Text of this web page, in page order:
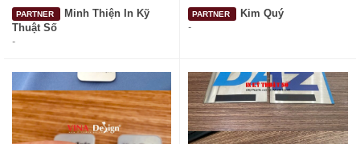
VINADESIGN
PARTNER
Minh Thiện In Kỹ
Thuật Số
-
PARTNER Kim Quý
-